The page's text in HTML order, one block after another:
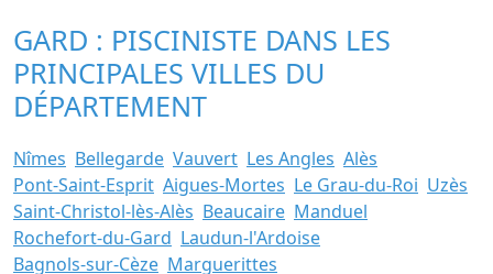
GARD : PISCINISTE DANS LES
PRINCIPALES VILLES DU
DÉPARTEMENT
Nîmes Bellegarde Vauvert Les Angles Alès
Pont-Saint-Esprit Aigues-Mortes Le Grau-du-Roi Uzès
Saint-Christol-lès-Alès Beaucaire Manduel
Rochefort-du-Gard Laudun-l'Ardoise
Bagnols-sur-Cèze Marguerittes